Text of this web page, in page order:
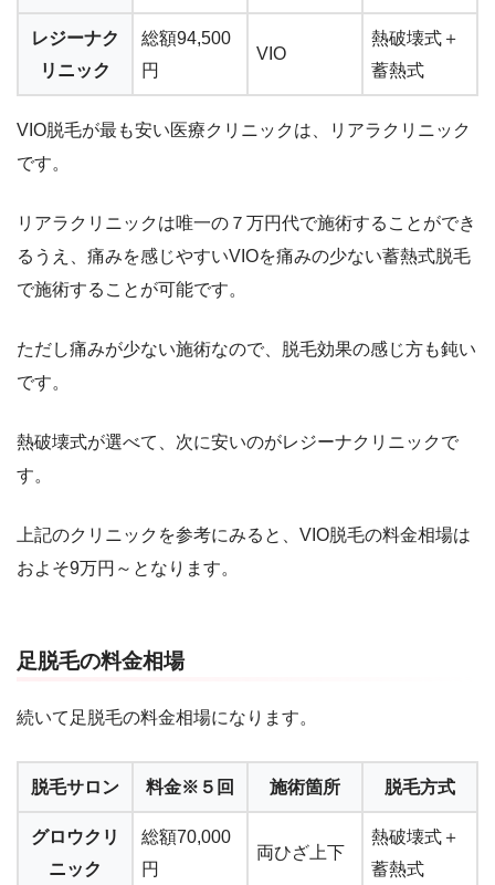
レジーナク
リニック
総額94,500
円
VIO
熱破壊式＋
蓄熱式
VIO脱毛が最も安い医療クリニックは、リアラクリニック
です。
リアラクリニックは唯一の７万円代で施術することができ
るうえ、痛みを感じやすいVIOを痛みの少ない蓄熱式脱毛
で施術することが可能です。
ただし痛みが少ない施術なので、脱毛効果の感じ方も鈍い
です。
熱破壊式が選べて、次に安いのがレジーナクリニックで
す。
上記のクリニックを参考にみると、VIO脱毛の料金相場は
およそ9万円～となります。
足脱毛の料金相場
続いて足脱毛の料金相場になります。
脱毛サロン 料金※５回 施術箇所 脱毛方式
グロウクリ
ニック
総額70,000
円
両ひざ上下
熱破壊式＋
蓄熱式